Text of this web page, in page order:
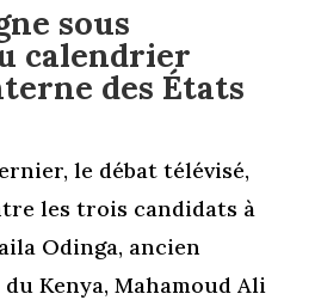
sous
calendrier
des États
le débat télévisé,
les trois candidats à
Odinga, ancien
Kenya, Mahamoud Ali